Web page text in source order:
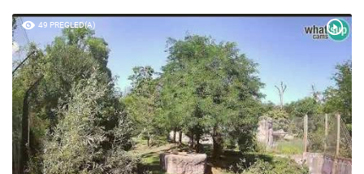
49 PREGLED(A)